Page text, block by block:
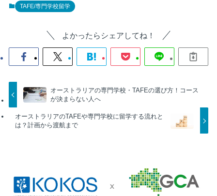
TAFE/専門学校留学
よかったらシェアしてね！
オーストラリアの専門学校・TAFEの選び方！コース
が決まらない人へ
オーストラリアのTAFEや専門学校に留学する流れと
は？計画から渡航まで